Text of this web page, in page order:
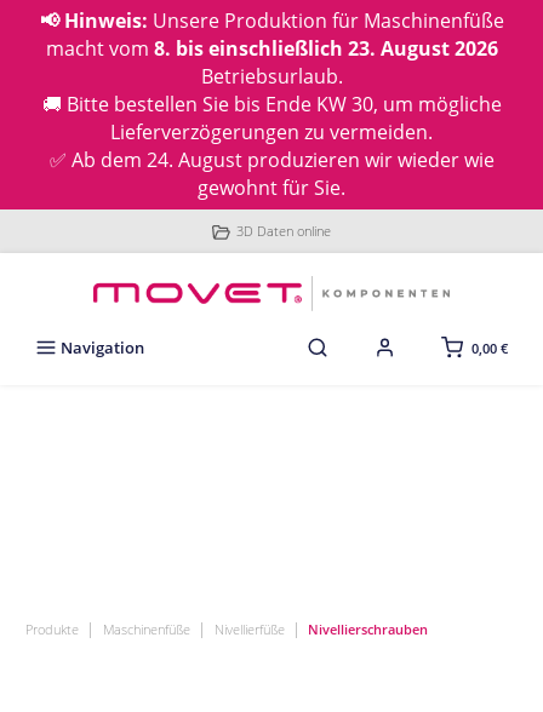
📢 Hinweis: Unsere Produktion für Maschinenfüße
macht vom 8. bis einschließlich 23. August 2026
Betriebsurlaub.
🚚 Bitte bestellen Sie bis Ende KW 30, um mögliche
Lieferverzögerungen zu vermeiden.
✅ Ab dem 24. August produzieren wir wieder wie
gewohnt für Sie.
3D Daten online
Navigation 0,00 €
Produkte | Maschinenfüße | Nivellierfüße | Nivellierschrauben